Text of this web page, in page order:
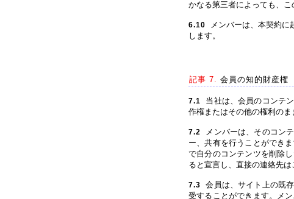
かなる第三者によっても、こ
6.10
メンバーは、本契約に
します。
記事 7. 会員の知的財産権
7.1
当社は、会員のコンテ
作権またはその他の権利のま
7.2
メンバーは、そのコン
ー、共有を行うことができ
で自分のコンテンツを削除
ると宣言し、直接の連絡先
7.3
会員は、サイト上の既
受することができます。メ